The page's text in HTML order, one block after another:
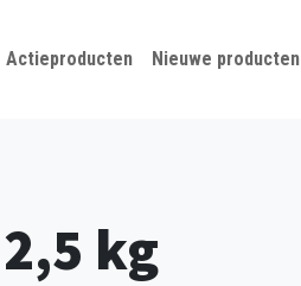
Actieproducten Nieuwe producten
kg